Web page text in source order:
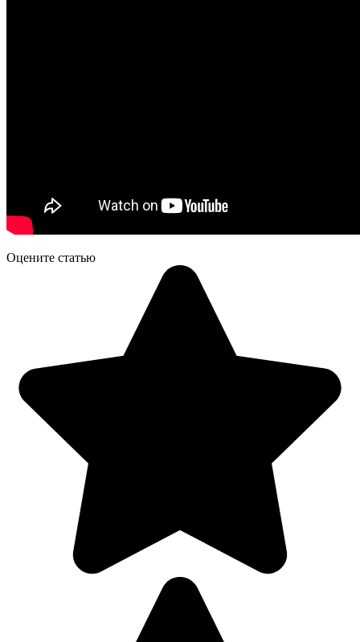
Оцените статью